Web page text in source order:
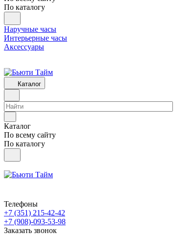
По каталогу
Наручные часы
Интерьерные часы
Аксессуары
Каталог
Каталог
По всему сайту
По каталогу
Телефоны
+7 (351) 215-42-42
+7 (908)-093-53-98
Заказать звонок